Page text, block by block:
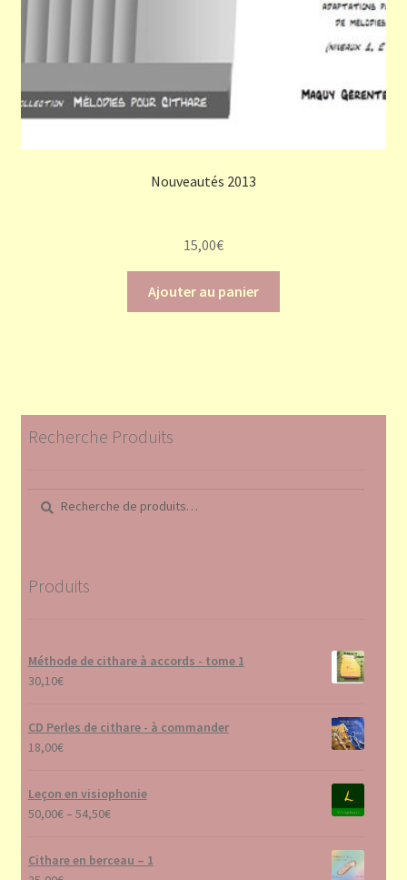
Nouveautés 2013
15,00€
Ajouter au panier
Recherche Produits
Recherche
pour :
Recherche
Produits
Méthode de cithare à accords - tome 1
30,10€
CD Perles de cithare - à commander
18,00€
Leçon en visiophonie
50,00€– 54,50€
Cithare en berceau – 1